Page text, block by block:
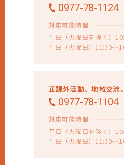
0977-78-1124
対応可能時間
平日（火曜日を除く）
平日（火曜日）11:30～
正課外活動、地域交流、
0977-78-1104
対応可能時間
平日（火曜日を除く）
平日（火曜日）11:30～